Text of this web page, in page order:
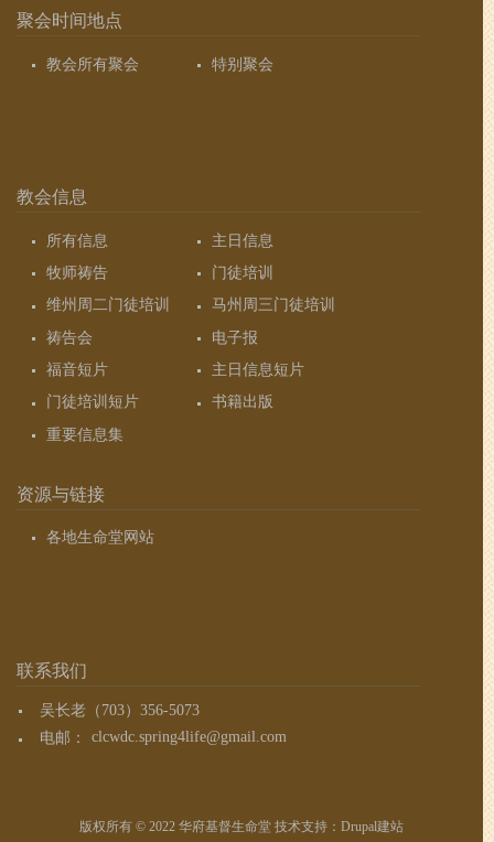
聚会时间地点
教会所有聚会 特别聚会
教会信息
所有信息
主日信息
牧师祷告
门徒培训
维州周二门徒培训
马州周三门徒培训
祷告会
电子报
福音短片
主日信息短片
门徒培训短片
书籍出版
重要信息集
资源与链接
各地生命堂网站
联系我们
吴长老（703）356-5073
电邮：
clcwdc.spring4life@gmail.com
版权所有 © 2022 华府基督生命堂 技术支持： Drupal建站